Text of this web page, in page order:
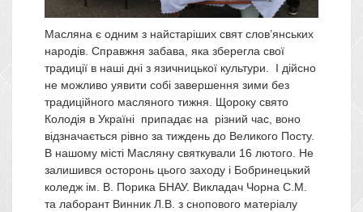
Масляна є одним з найстаріших свят слов’янських
народів. Справжня забава, яка зберегла свої
традиції в наші дні з язичницької культури. І дійсно
не можливо уявити собі завершення зими без
традиційного масляного тижня. Щороку свято
Колодія в Україні припадає на різний час, воно
відзначається рівно за тиждень до Великого Посту.
В нашому місті Масляну святкували 16 лютого. Не
залишився осторонь цього заходу і Бобринецький
коледж ім. В. Порика БНАУ. Викладач Чорна С.М.
та лаборант Винник Л.В. з снопового матеріалу